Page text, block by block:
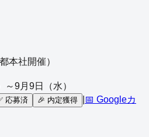
本社開催）
9月9日（水）
応募済 🎉 内定獲得
📅 Googleカ